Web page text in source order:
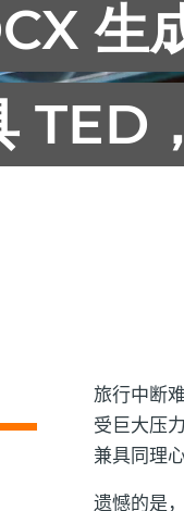
生
TED
旅行中断
受巨大压
兼具同理
遗憾的是